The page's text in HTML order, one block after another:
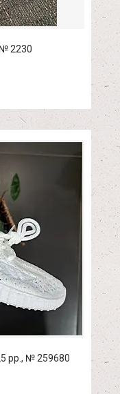
№ 2230
рр., № 259680